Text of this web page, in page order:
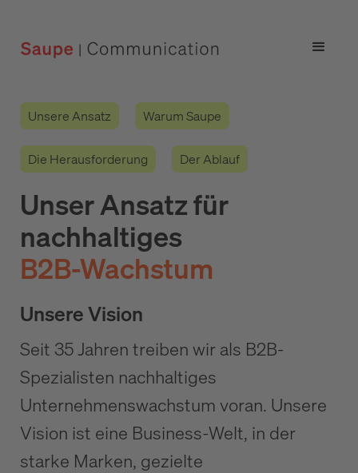
Unsere Ansatz Warum Saupe
Die Herausforderung Der Ablauf
Unser Ansatz für
nachhaltiges
B2B-Wachstum
Unsere Vision
Seit 35 Jahren treiben wir als B2B-
Spezialisten nachhaltiges
Unternehmenswachstum voran. Unsere
Vision ist eine Business-Welt, in der
starke Marken, gezielte